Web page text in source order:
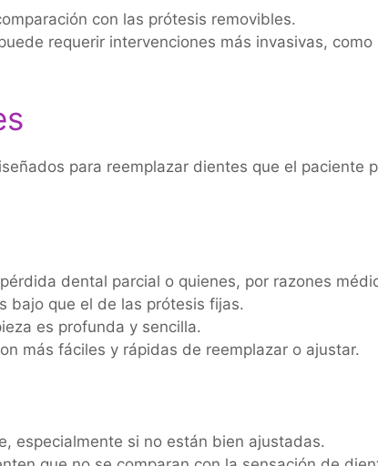
con las prótesis removibles.
requerir intervenciones más invasivas,
para reemplazar dientes que el paciente
dental parcial o quienes, por razones
bajo que el de las prótesis fijas.
es profunda y sencilla.
más fáciles y rápidas de reemplazar o ajustar.
especialmente si no están bien ajustadas.